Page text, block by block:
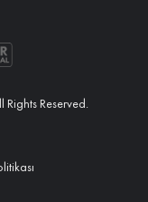
Reserved.